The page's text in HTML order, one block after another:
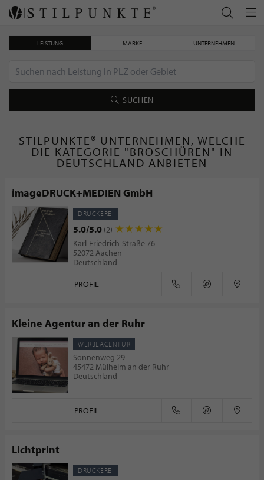
LEISTUNG MARKE UNTERNEHMEN
SUCHEN
STILPUNKTE® UNTERNEHMEN, WELCHE
DIE KATEGORIE "BROSCHÜREN" IN
DEUTSCHLAND ANBIETEN
imageDRUCK+MEDIEN GmbH
DRUCKEREI
5.0/5.0 (2)
Karl-Friedrich-Straße 76
52072 Aachen
Deutschland
PROFIL
Kleine Agentur an der Ruhr
WERBEAGENTUR
Sonnenweg 29
45472 Mülheim an der Ruhr
Deutschland
PROFIL
Lichtprint
DRUCKEREI